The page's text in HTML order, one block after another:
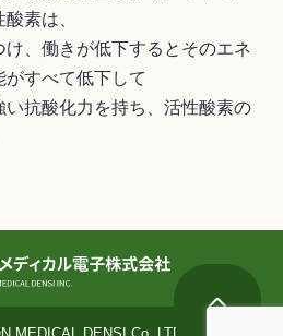
素は、
け、働きが低下するとそのエネ
がすべて低下して
い抗酸化力を持ち、活性酸素の